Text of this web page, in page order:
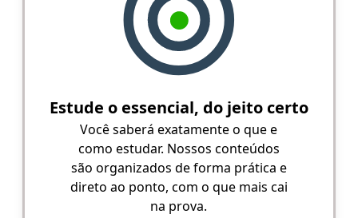
Estude o essencial, do jeito certo
Você saberá exatamente o que e
como estudar. Nossos conteúdos
são organizados de forma prática e
direto ao ponto, com o que mais cai
na prova.